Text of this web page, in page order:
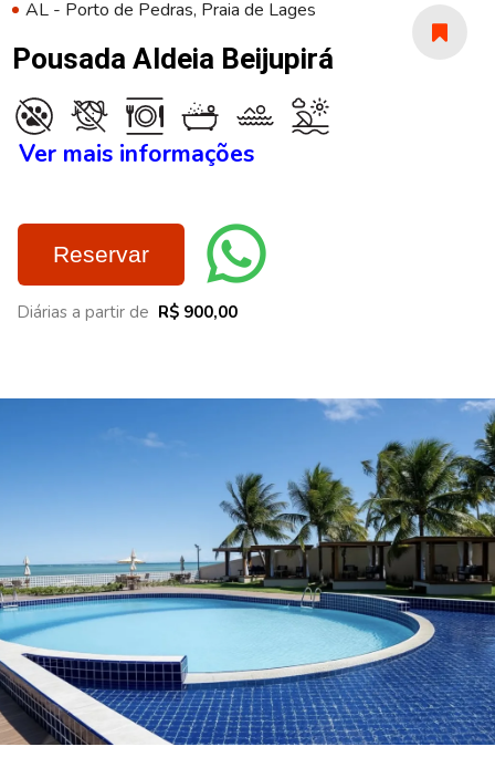
AL - Porto de Pedras, Praia de Lages
Pousada Aldeia Beijupirá
Ver mais informações
Reservar
Diárias a partir de R$ 900,00